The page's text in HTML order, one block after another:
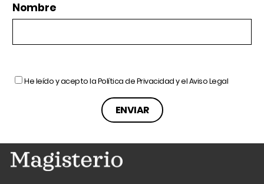
Nombre
He leído y acepto laPolítica de Privacidady elAviso Legal